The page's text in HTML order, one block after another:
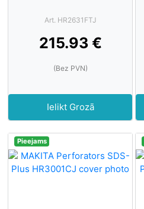
Art. HR2631FTJ
215.93 €
(Bez PVN)
Ielikt Grozā
Pieejams